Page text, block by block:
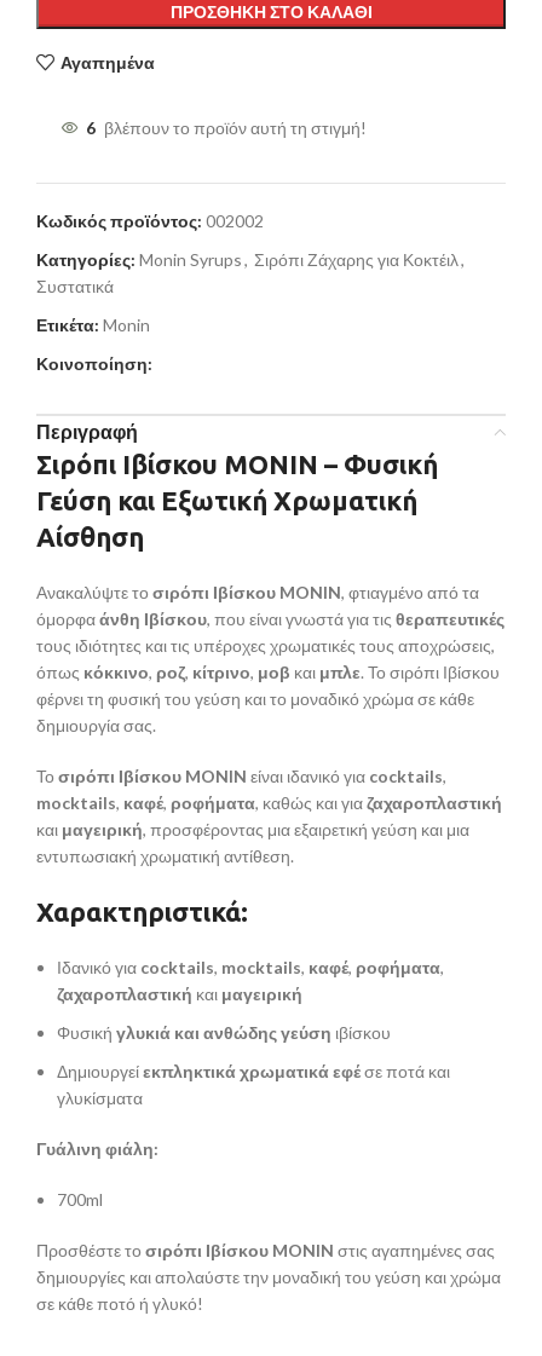
ΠΡΟΣΘΉΚΗ ΣΤΟ ΚΑΛΆΘΙ
Αγαπημένα
6 βλέπουν το προϊόν αυτή τη στιγμή!
Κωδικός προϊόντος: 002002
Κατηγορίες: Monin Syrups, Σιρόπι Ζάχαρης για Κοκτέιλ,
Συστατικά
Ετικέτα: Monin
Κοινοποίηση:
Περιγραφή
Σιρόπι Ιβίσκου MONIN – Φυσική
Γεύση και Εξωτική Χρωματική
Αίσθηση
Ανακαλύψτε το σιρόπι Ιβίσκου MONIN, φτιαγμένο από τα
όμορφαάνθη Ιβίσκου, που είναι γνωστά για τις θεραπευτικές
τους ιδιότητες και τις υπέροχες χρωματικές τους αποχρώσεις,
όπως κόκκινο, ροζ, κίτρινο, μοβ και μπλε. Το σιρόπι Ιβίσκου
φέρνει τη φυσική του γεύση και το μοναδικό χρώμα σε κάθε
δημιουργία σας.
Το σιρόπι Ιβίσκου MONIN είναι ιδανικό για cocktails,
mocktails, καφέ, ροφήματα, καθώς και γιαζαχαροπλαστική
και μαγειρική, προσφέροντας μια εξαιρετική γεύση και μια
εντυπωσιακή χρωματική αντίθεση.
Χαρακτηριστικά:
Ιδανικό για cocktails, mocktails, καφέ, ροφήματα,
ζαχαροπλαστική και μαγειρική
Φυσική γλυκιά και ανθώδης γεύση ιβίσκου
Δημιουργείεκπληκτικά χρωματικά εφέσε ποτά και
γλυκίσματα
Γυάλινη φιάλη:
700ml
Προσθέστε το σιρόπι Ιβίσκου MONIN στις αγαπημένες σας
δημιουργίες και απολαύστε την μοναδική του γεύση και χρώμα
σε κάθε ποτό ή γλυκό!